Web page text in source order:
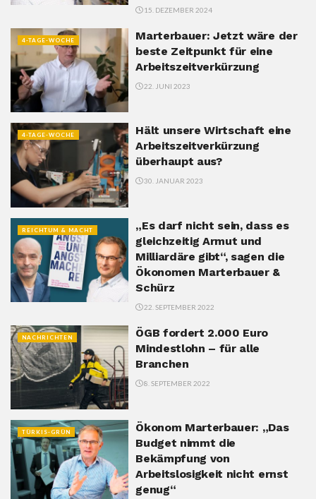
15. DEZEMBER 2024
4-TAGE-WOCHE
Marterbauer: Jetzt wäre der
beste Zeitpunkt für eine
Arbeitszeitverkürzung
22. JUNI 2023
4-TAGE-WOCHE
Hält unsere Wirtschaft eine
Arbeitszeitverkürzung
überhaupt aus?
30. JANUAR 2023
REICHTUM & MACHT
„Es darf nicht sein, dass es
gleichzeitig Armut und
Milliardäre gibt“, sagen die
Ökonomen Marterbauer &
Schürz
22. SEPTEMBER 2022
NACHRICHTEN
ÖGB fordert 2.000 Euro
Mindestlohn – für alle
Branchen
8. SEPTEMBER 2022
TÜRKIS-GRÜN
Ökonom Marterbauer: „Das
Budget nimmt die
Bekämpfung von
Arbeitslosigkeit nicht ernst
genug“